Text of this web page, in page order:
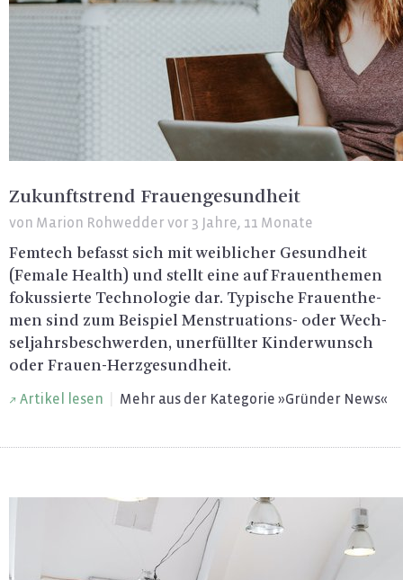
Zukunftstrend Frauengesundheit
von Marion Rohwedder vor 3 Jahre, 11 Monate
Fem­tech be­fasst sich mit weib­li­cher Ge­sund­heit
(Fe­ma­le Health) und stellt eine auf Frau­en­the­men
fo­kus­sier­te Tech­no­lo­gie dar. Ty­pi­sche Frau­en­the­
men sind zum Bei­spiel Mens­trua­ti­ons- oder Wech­
sel­jahrs­be­schwer­den, un­er­füll­ter Kin­der­wunsch
oder Frau­en-Herz­ge­sund­heit.
Ar­ti­kel lesen Mehr aus der Ka­te­go­rie »Grün­der News«